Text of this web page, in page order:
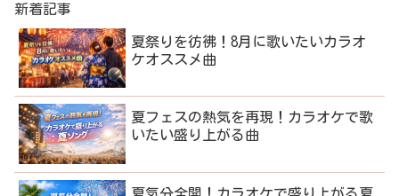
新着記事
夏祭りを彷彿！8月に歌いたいカラオ
ケオススメ曲
夏フェスの熱気を再現！カラオケで歌
いたい盛り上がる曲